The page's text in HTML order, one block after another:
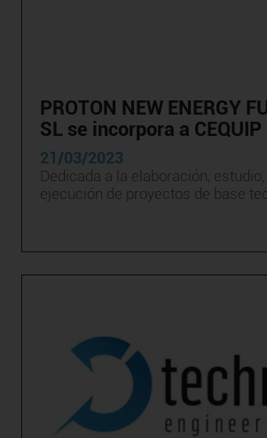
PROTON NEW ENERGY
SL se incorpora a CEQUIP
21/03/2023
Dedicada a la elaboración,
ejecución de proyectos de base tec